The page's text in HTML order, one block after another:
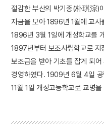
절감한 부산의 박기종(朴琪淙)
자금을 모아 1896년 1월에 교
1896년 3월 1일에 개성학교를
1897년부터 보조사립학교로 지
보조금을 받아 기초를 잡게 되
경영하였다. 1909년 6월 4일
11월 1일 개성고등학교로 교명